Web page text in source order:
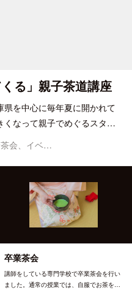
くる」親子茶道講座
県を中心に毎年夏に開かれて
くなって親子でめぐるスタ…
会、イベント
卒業茶会
講師をしている専門学校で卒業茶会を行い
ました。通常の授業では、自服でお茶を…